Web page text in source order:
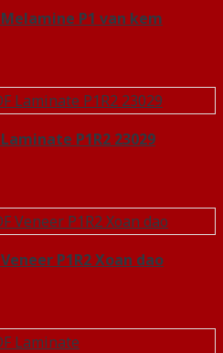
Melamine P1 van kem
P1R2 23029
P1R2 Xoan dao